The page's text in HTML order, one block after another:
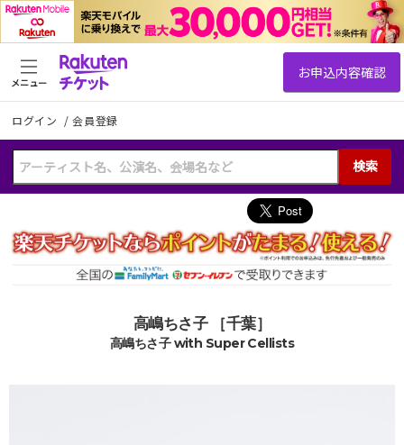
ログイン /会員登録
検索
メニュー
高嶋ちさ子 ［千葉］
高嶋ちさ子 with Super Cellists